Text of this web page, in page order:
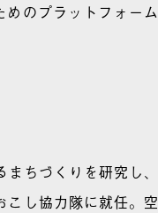
のプラットフォーム
ちづくりを研究し、
し協力隊に就任。空